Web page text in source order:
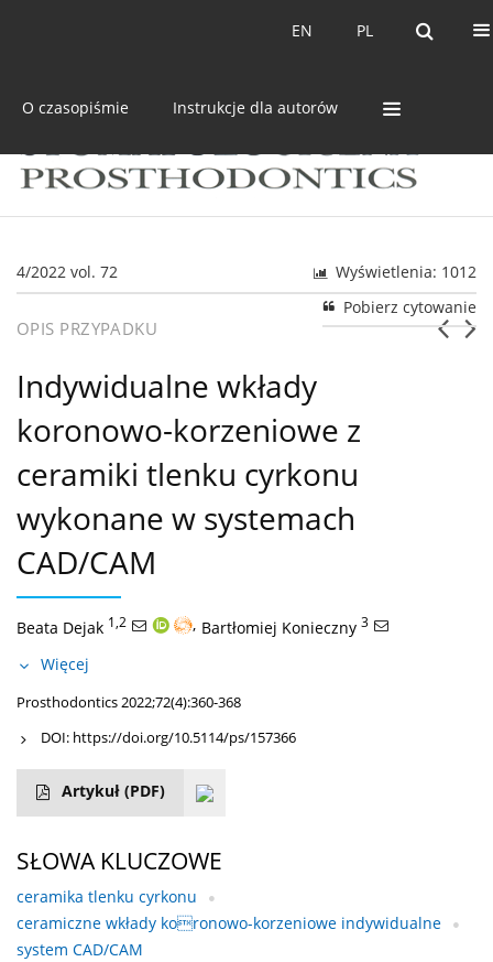
PL
EN PL
EN
O czasopiśmie Instrukcje dla autorów
4/2022 vol. 72
Wyświetlenia: 1012
Pobierz cytowanie
OPIS PRZYPADKU
Indywidualne wkłady
koronowo-korzeniowe z
ceramiki tlenku cyrkonu
wykonane w systemach
CAD/CAM
Beata Dejak 1,2 , Bartłomiej Konieczny 3
Więcej
Prosthodontics 2022;72(4):360-368
DOI: https://doi.org/10.5114/ps/157366
Artykuł (PDF)
SŁOWA KLUCZOWE
ceramika tlenku cyrkonu
ceramiczne wkłady koronowo-korzeniowe indywidualne
system CAD/CAM